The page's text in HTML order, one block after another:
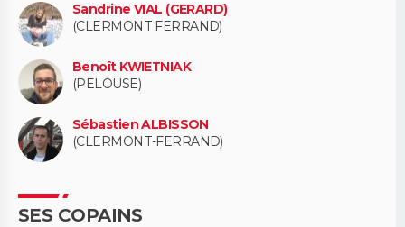
Sandrine VIAL (GERARD)
(CLERMONT FERRAND)
Benoît KWIETNIAK
(PELOUSE)
Sébastien ALBISSON
(CLERMONT-FERRAND)
SES COPAINS